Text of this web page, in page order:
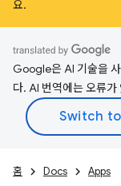
요.
Google은 AI 기술을
다. AI 번역에는 오류가
홈 Docs Apps